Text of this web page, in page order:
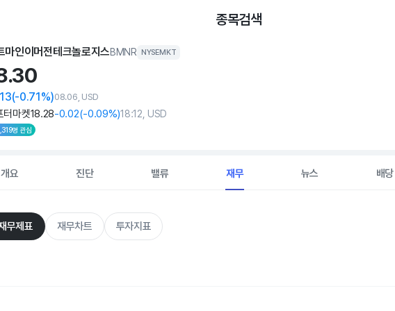
종목검색
마인이머전테크놀로지스BMNR NYSEMKT
30
(-0.71%)08.06, USD
터마켓18.28-0.02(-0.09%)18:12, USD
명 관심
개요 진단 밸류 재무 뉴스 배당
무제표 재무차트 투자지표